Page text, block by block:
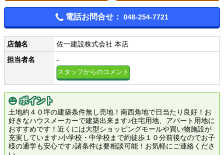
電話お問合せ： 048-254-7721
店舗名
佐一建設株式会社 本店
担当者名
-
スタッフからのコメント
ポイント
土地約４０坪の建築条件無し売地！南西角地で日当たり良好！お
好きなハウスメーカーで建築出来ます♪住宅用地、アパート用地に
おすすめです！近くには大型ショッピングモールや買い物施設が
充実しています♪小学校・中学校まで約徒歩１０分前後なのでお子
様の通学も安心です♪諸条件は要相談可能！お気軽にご連絡くださ